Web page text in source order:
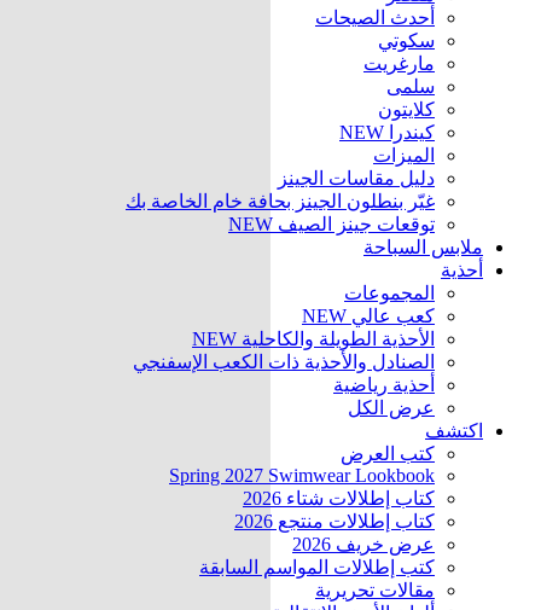
أحدث الصيحات
سكوتي
مارغريت
سلمى
كلايتون
كيندرا NEW
الميزات
دليل مقاسات الجينز
غيّر بنطلون الجينز بحافة خام الخاصة بك
توقعات جينز الصيف NEW
ملابس السباحة
أحذية
المجموعات
كعب عالي NEW
الأحذية الطويلة والكاحلية NEW
الصنادل والأحذية ذات الكعب الإسفنجي
أحذية رياضية
عرض الكل
اكتشف
كتب العرض
Spring 2027 Swimwear Lookbook
كتاب إطلالات شتاء 2026
كتاب إطلالات منتجع 2026
عرض خريف 2026
كتب إطلالات المواسم السابقة
مقالات تحريرية